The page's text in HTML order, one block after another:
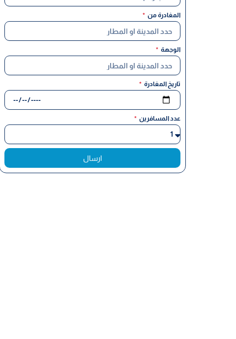
المغادرة من
الوجهة
تاريخ المغادرة
عدد المسافرين
ارسال